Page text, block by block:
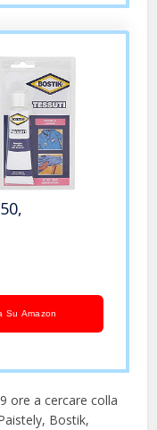
Su Amazon
ore a cercare colla
Bostik,